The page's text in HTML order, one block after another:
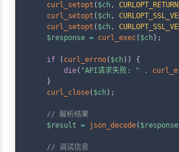
curl_setopt ( $ch ,
curl_setopt ( $ch ,
curl_setopt ( $ch ,
$response = curl_exec( $ch ) ;
if ( curl_errno( $ch ) )
{
die( "API请求失败: " .
}
curl_close( $ch ) ;
// 解析结果
$result = json_decode( $response
// 调试信息